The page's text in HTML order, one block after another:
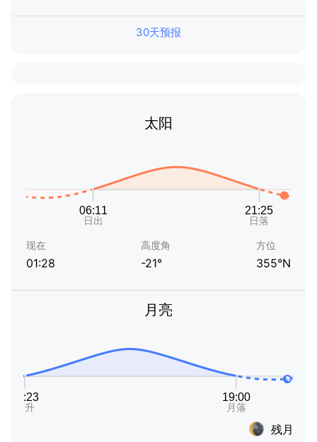
30天预报
太阳
现在
01:28
高度角
-21°
方位
355°N
月亮
残月